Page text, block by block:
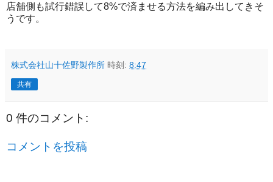
店舗側も試行錯誤して8%で済ませる方法を編み出してきそ
うです。
株式会社山十佐野製作所 時刻: 8:47
共有
0 件のコメント:
コメントを投稿